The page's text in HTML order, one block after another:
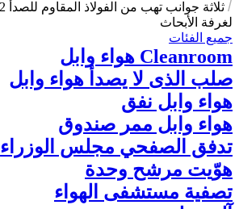
لغرفة الأبحاث
جميع الفئات
Cleanroom هواء وابل
صلب الذى لا يصدأ هواء وابل
هواء وابل نفق
هواء وابل ممر صندوق
تدفق الصفحي مجلس الوزراء
هوّيت مرشح وحدة
تصفية مستشفى الهواء